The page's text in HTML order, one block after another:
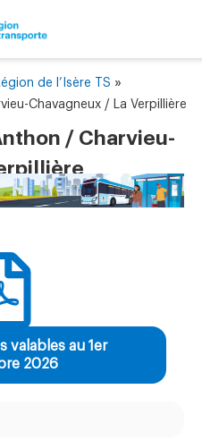
de l’Isère TS »
Chavagneux / La Verpillière
/ Charvieu-
valables au 1er
2026